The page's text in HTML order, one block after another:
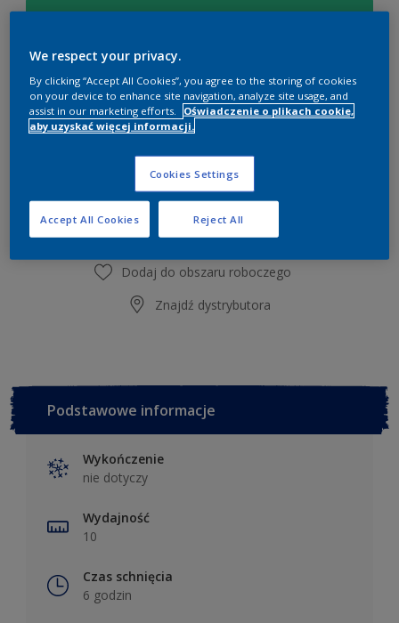
0,7L
Kalkulator farby
Oblicz
Dodaj do listy zakupów
Dodaj do obszaru roboczego
Znajdź dystrybutora
Podstawowe informacje
Wykończenie
nie dotyczy
Wydajność
10
Czas schnięcia
6 godzin
We respect your privacy.
By clicking “Accept All Cookies”, you agree to the storing of cookies
on your device to enhance site navigation, analyze site usage, and
assist in our marketing efforts.
Oświadczenie o plikach cookie,
aby uzyskać więcej informacji.
Cookies Settings
Reject All
Accept All Cookies